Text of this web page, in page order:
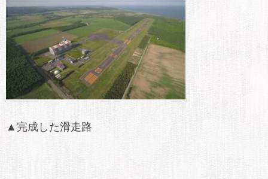
▲完成した滑走路